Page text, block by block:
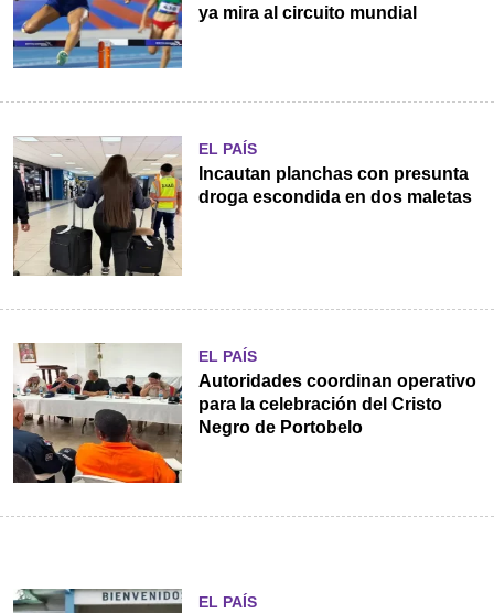
ya mira al circuito mundial
EL PAÍS
Incautan planchas con presunta
droga escondida en dos maletas
EL PAÍS
Autoridades coordinan operativo
para la celebración del Cristo
Negro de Portobelo
EL PAÍS